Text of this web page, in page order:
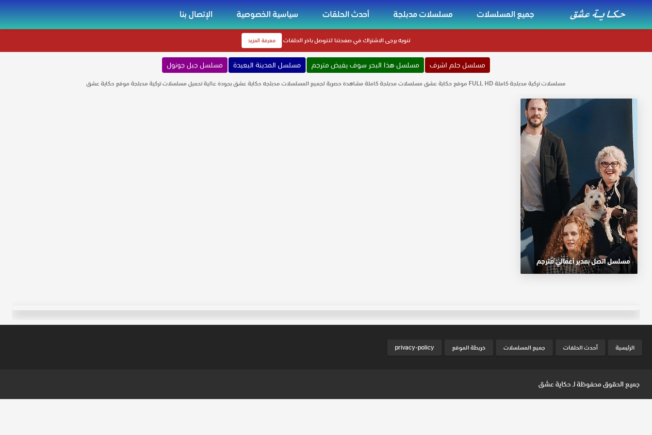
جميع المسلسلات مسلسلات مدبلجة أحدث الحلقات سياسية الخصوصية الإتصال بنا
تنويهيرجى الاشتراك في صفحتنا لتتوصل باخر الحلقات معرفة المزيد
مسلسل حلم اشرف مسلسل هذا البحر سوف يفيض مترجم مسلسل المدينة البعيدة مسلسل جبل جونول
مسلسلات تركية مدبلجة كاملة FULL HD موقع حكاية عشق مسلسلات مدبلجة كاملة مشاهدة حصرية لجميع المسلسلات مدبلجه حكاية عشق بجودة عالية تحميل مسلسلات تركية مدبلجة موقع حكاية عشق
مسلسل اتصل بمدير أعمالي مترجم
الرئيسية أحدث الحلقات جميع المسلسلات خريطة الموقع privacy-policy
جميع الحقوق محفوظة لـحكاية عشق